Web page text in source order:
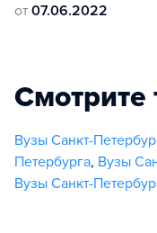
от 07.06.2022
Смотрите
Вузы Санкт-
Петербурга, Вузы
Вузы Санкт-